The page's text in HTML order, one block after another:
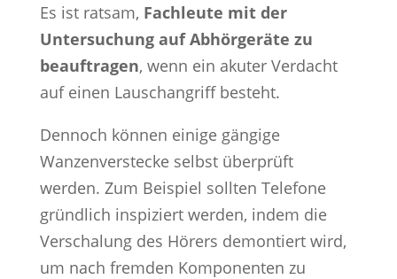
Es ist ratsam, Fachleute mit der
Untersuchung auf Abhörgeräte zu
beauftragen, wenn ein akuter Verdacht
auf einen Lauschangriff besteht.
Dennoch können einige gängige
Wanzenverstecke selbst überprüft
werden. Zum Beispiel sollten Telefone
gründlich inspiziert werden, indem die
Verschalung des Hörers demontiert wird,
um nach fremden Komponenten zu